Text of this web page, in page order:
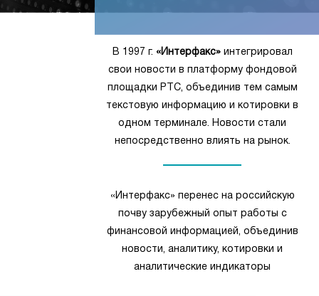
В 1997 г. «Интерфакс»интегрировал
свои новости в платформу фондовой
площадки РТС, объединив тем самым
текстовую информацию и котировки в
одном терминале. Новости стали
непосредственно влиять на рынок.
«Интерфакс» перенес на российскую
почву зарубежный опыт работы с
финансовой информацией, объединив
новости, аналитику, котировки и
аналитические индикаторы